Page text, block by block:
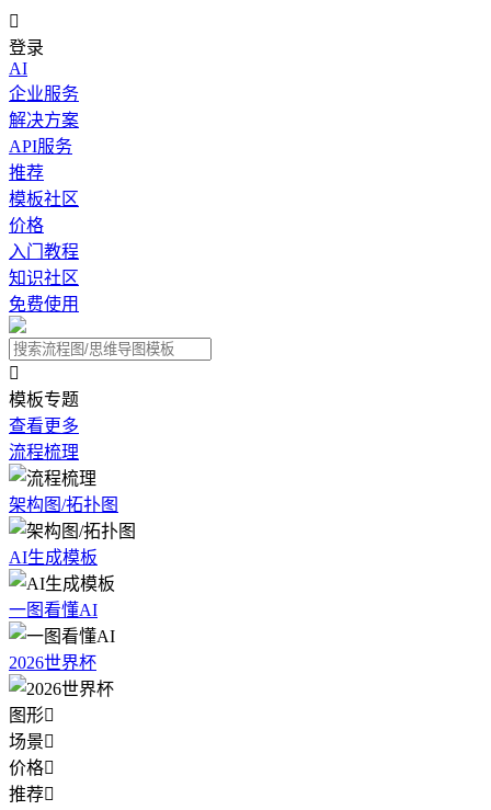

登录
AI
企业服务
解决方案
API服务
推荐
模板社区
价格
入门教程
知识社区
免费使用

模板专题
查看更多
流程梳理
架构图/拓扑图
AI生成模板
一图看懂AI
2026世界杯
图形
场景
价格
推荐